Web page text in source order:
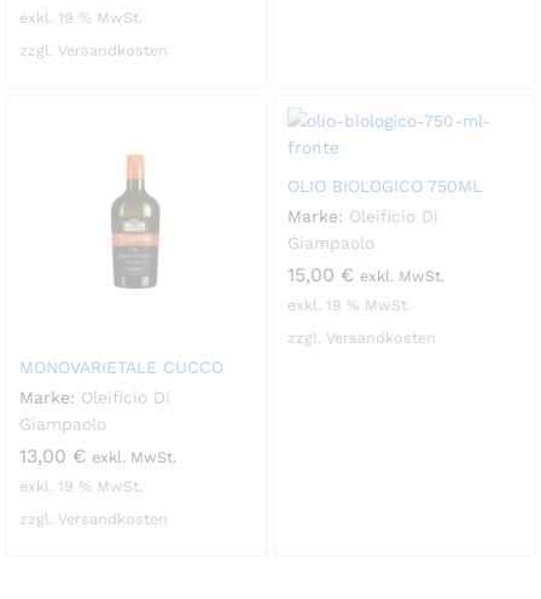
exkl. 19 % MwSt.
zzgl. Versandkosten
MONOVARIETALE CUCCO
Marke: Oleificio Di
Giampaolo
13,00 € exkl. MwSt.
exkl. 19 % MwSt.
zzgl. Versandkosten
OLIO BIOLOGICO 750ML
Marke: Oleificio Di
Giampaolo
15,00 € exkl. MwSt.
exkl. 19 % MwSt.
zzgl. Versandkosten